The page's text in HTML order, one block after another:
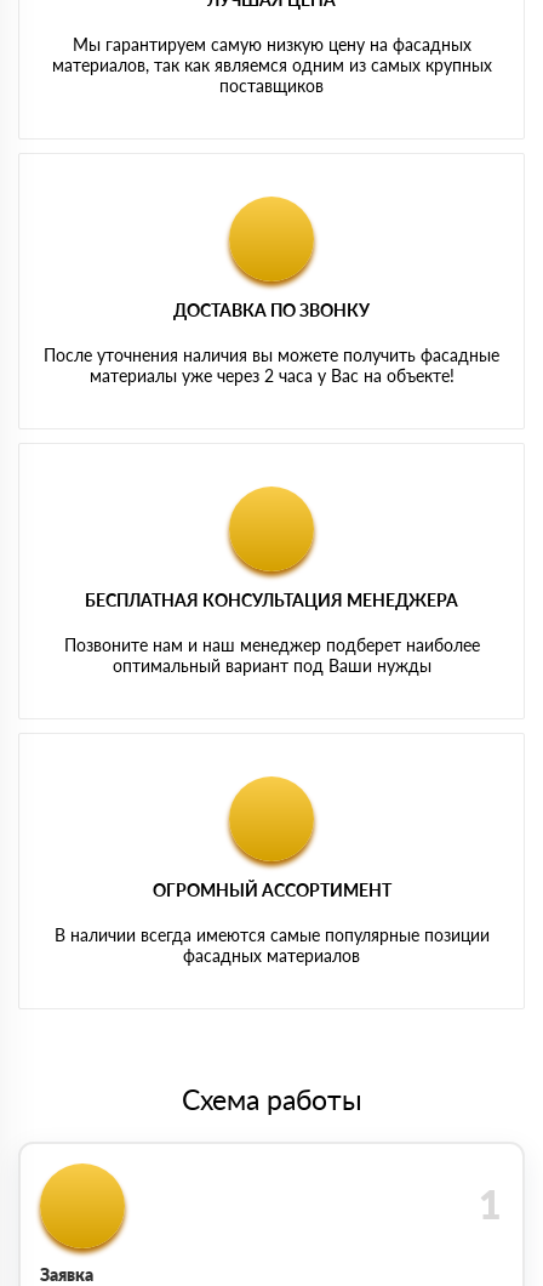
Мы гарантируем самую низкую цену на фасадных
материалов, так как являемся одним из самых крупных
поставщиков
ДОСТАВКА ПО ЗВОНКУ
После уточнения наличия вы можете получить фасадные
материалы уже через 2 часа у Вас на объекте!
БЕСПЛАТНАЯ КОНСУЛЬТАЦИЯ МЕНЕДЖЕРА
Позвоните нам и наш менеджер подберет наиболее
оптимальный вариант под Ваши нужды
ОГРОМНЫЙ АССОРТИМЕНТ
В наличии всегда имеются самые популярные позиции
фасадных материалов
Схема работы
Заявка